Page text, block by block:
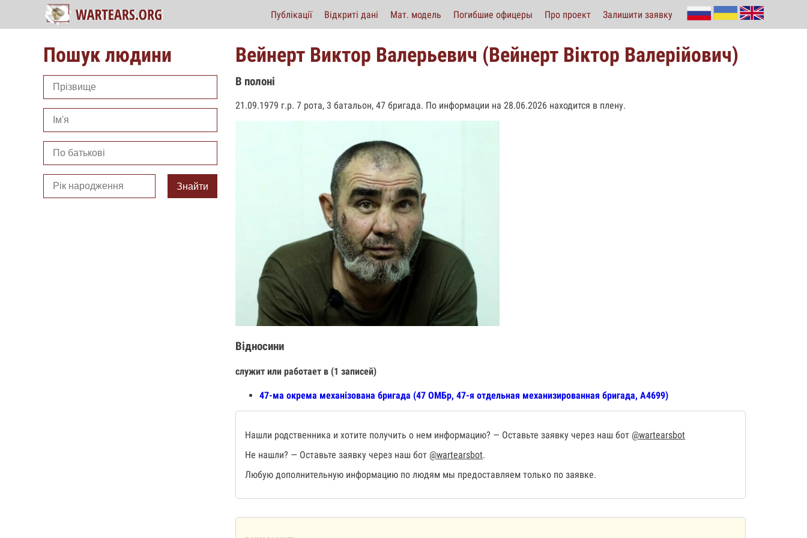
Публікації Відкриті дані Мат. модель Погибшие офицеры Про проект Залишити заявку
Пошук людини
Знайти
Вейнерт Виктор Валерьевич (Вейнерт Віктор Валерійович)
В полоні
21.09.1979 г.р. 7 рота, 3 батальон, 47 бригада. По информации на 28.06.2026 находится в плену.
Відносини
служит или работает в (1 записей)
47-ма окрема механізована бригада (47 ОМБр, 47-я отдельная механизированная бригада, А4699)
Нашли родственника и хотите получить о нем информацию? — Оставьте заявку через наш бот @wartearsbot
Не нашли? — Оставьте заявку через наш бот @wartearsbot.
Любую дополнительную информацию по людям мы предоставляем только по заявке.